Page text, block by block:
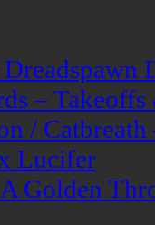
–
/
Lucifer
Golden